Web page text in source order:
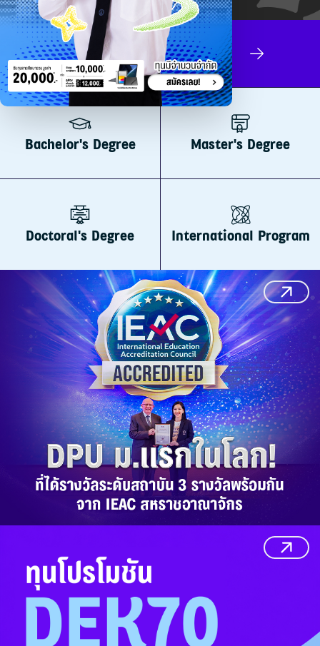
Apply Now
Bachelor's Degree Master's Degree
Doctoral's Degree International Program